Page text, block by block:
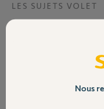
Volet
LES SUJETS VOLET
remise a zero
je n 'arrive plus du tout à
Nous